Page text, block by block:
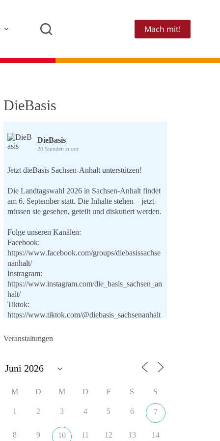
Mach mit!
DieBasis
DieBasis
20 Stunden zuvor
Jetzt dieBasis Sachsen-Anhalt unterstützen!
Die Landtagswahl 2026 in Sachsen-Anhalt findet
am 6. September statt. Die Inhalte stehen – jetzt
müssen sie gesehen, geteilt und diskutiert werden.
Folge unseren Kanälen:
Facebook:
https://www.facebook.com/groups/diebasissachse
nanhalt/
Instragram:
https://www.instagram.com/die_basis_sachsen_an
halt/
Tiktok:
https://www.tiktok.com/@diebasis_sachsenanhalt
Youtube:
🟩🟩🟦🟦🟥🟥🟧🟧
Like, teile und kommentiere unsere Beiträge,
wir stehen und warum es sich lohnt, dieBasis zu
https://diebasis-st.de/wahlprogramm/
Veranstaltungen
M D M D F S S
1 2 3 4 5 6 7
8 9 10 11 12 13 14